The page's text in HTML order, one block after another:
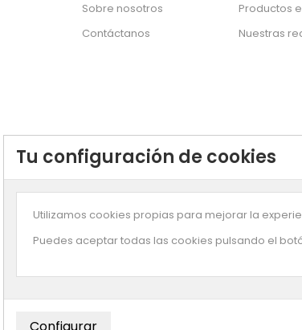
Sobre nosotros
Contáctanos
Productos
Nuestras
Tu configuración de cookies
Utilizamos cookies propias para mejorar la
Puedes aceptar todas las cookies pulsando el